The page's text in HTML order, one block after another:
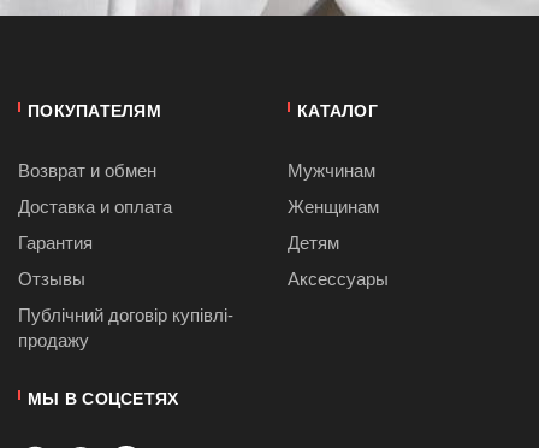
ПОКУПАТЕЛЯМ
Возврат и обмен
Доставка и оплата
Гарантия
Отзывы
Публiчний договiр купівлі-
продажу
КАТАЛОГ
Мужчинам
Женщинам
Детям
Аксессуары
МЫ В СОЦСЕТЯХ